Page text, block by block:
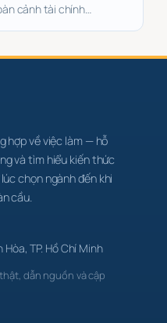
cảnh tài chính…
hợp về việc làm — hỗ
và tìm hiểu kiến thức
chọn ngành đến khi
cầu.
TP. Hồ Chí Minh
dẫn nguồn và cập